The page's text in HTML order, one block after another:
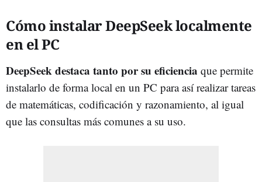
Cómo instalar DeepSeek localmente
en el PC
DeepSeek destaca tanto por su eficiencia que permite
instalarlo de forma local en un PC para así realizar tareas
de matemáticas, codificación y razonamiento, al igual
que las consultas más comunes a su uso.